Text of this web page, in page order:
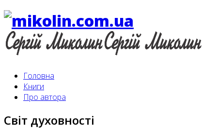
Головна
Книги
Про автора
Світ духовності